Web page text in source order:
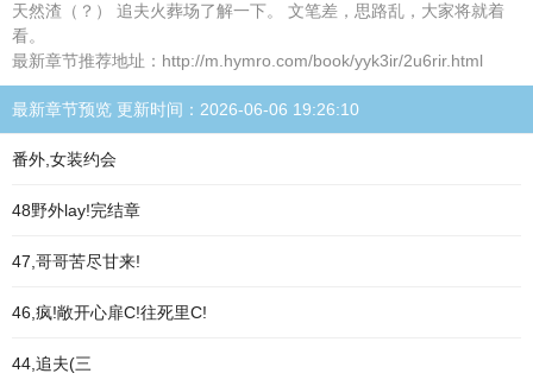
天然渣（？） 追夫火葬场了解一下。 文笔差，思路乱，大家将就着
看。
最新章节推荐地址：http://m.hymro.com/book/yyk3ir/2u6rir.html
最新章节预览 更新时间：2026-06-06 19:26:10
番外,女装约会
48野外lay!完结章
47,哥哥苦尽甘来!
46,疯!敞开心扉C!往死里C!
44,追夫(三